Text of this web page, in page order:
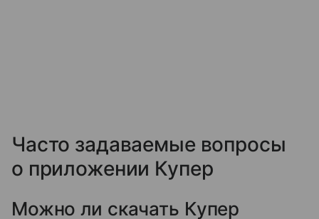
Часто задаваемые вопросы
о приложении Купер
Можно ли скачать Купер